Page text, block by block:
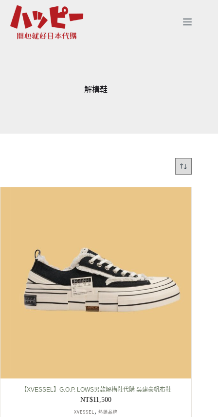
解構鞋
【XVESSEL】G.O.P. LOWS男款解構鞋代購 吳建豪帆布鞋
NT$11,500
XVESSEL ,熱銷品牌